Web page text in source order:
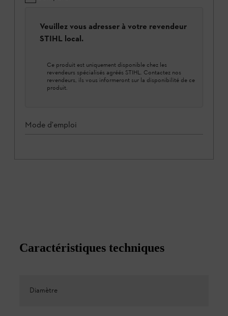
Veuillez vous adresser à votre revendeur
STIHL local.
Ce produit est uniquement disponible chez les
revendeurs spécialisés agréés STIHL. Contactez nos
revendeurs, ils vous informeront sur la disponibilité de ce
produit.
Mode d'emploi
Caractéristiques techniques
Diamètre